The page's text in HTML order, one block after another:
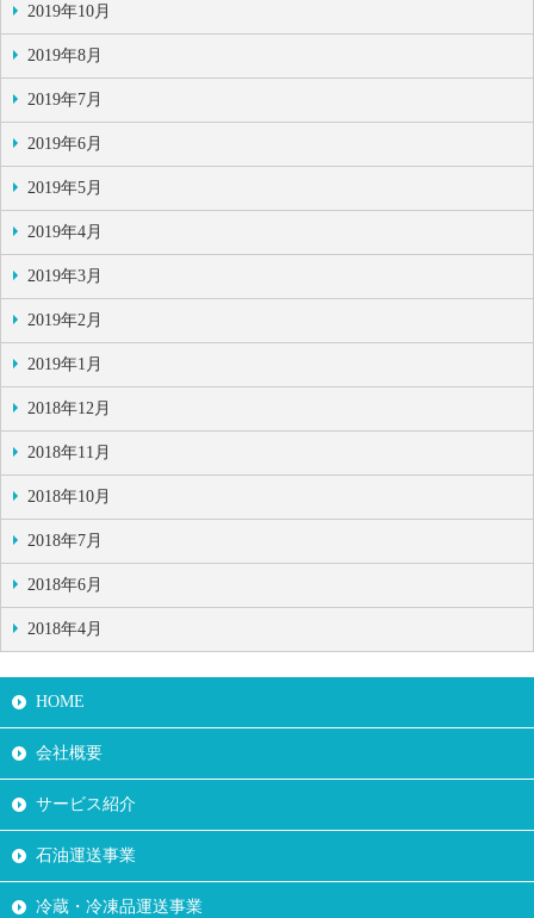
2019年10月
2019年8月
2019年7月
2019年6月
2019年5月
2019年4月
2019年3月
2019年2月
2019年1月
2018年12月
2018年11月
2018年10月
2018年7月
2018年6月
2018年4月
HOME
会社概要
サービス紹介
石油運送事業
冷蔵・冷凍品運送事業